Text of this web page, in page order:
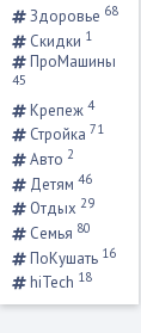
Здоровье 68
Скидки 1
ПроМашины
45
Крепеж 4
Стройка 71
Авто 2
Детям 46
Отдых 29
Семья 80
ПоКушать 16
hiTech 18